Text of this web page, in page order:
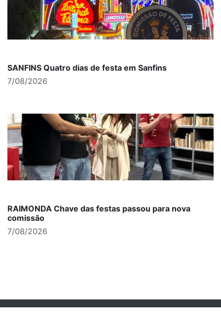
SANFINS Quatro dias de festa em Sanfins
7/08/2026
RAIMONDA Chave das festas passou para nova
comissão
7/08/2026